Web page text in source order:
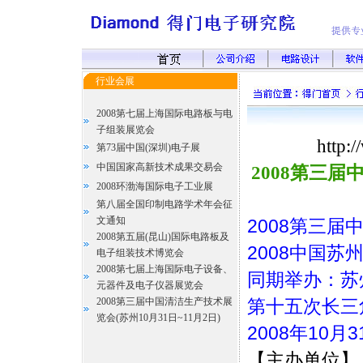
行业会展
2008第七届上海国际电路板与电
子组装展览会
第73届中国(深圳)电子展
中国国家高新技术成果交易会
2008环渤海国际电子工业展
第八届全国印制电路学术年会征
文通知
2008第五届(昆山)国际电路板及
电子组装技术博览会
2008第七届上海国际电子设备、
元器件及电子仪器展览会
2008第三届中国清洁生产技术展
览会(苏州10月31日~11月2日)
2008第三届
2008第三届
2008中国苏
同期举办：
第十五次长
2008年10月